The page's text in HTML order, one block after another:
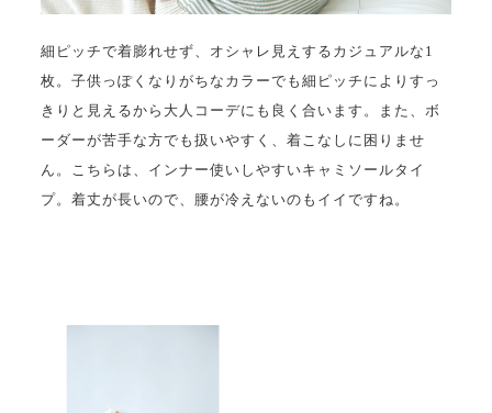
細ピッチで着膨れせず、オシャレ見えするカジュアルな1
枚。子供っぽくなりがちなカラーでも細ピッチによりすっ
きりと見えるから大人コーデにも良く合います。また、ボ
ーダーが苦手な方でも扱いやすく、着こなしに困りませ
ん。こちらは、インナー使いしやすいキャミソールタイ
プ。着丈が長いので、腰が冷えないのもイイですね。